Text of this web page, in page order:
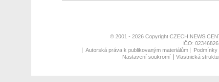
© 2001 - 2026 Copyright CZECH NEWS
IČO:
Autorská práva k publikovaným materiálům
Nastavení soukromí
Vlastnická